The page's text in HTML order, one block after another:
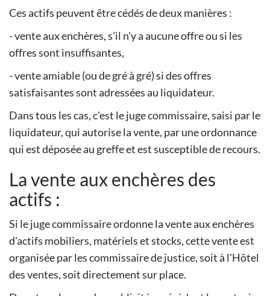
Ces actifs peuvent être cédés de deux manières :
- vente aux enchères, s'il n'y a aucune offre ou si les
offres sont insuffisantes,
- vente amiable (ou de gré à gré) si des offres
satisfaisantes sont adressées au liquidateur.
Dans tous les cas, c'est le juge commissaire, saisi par le
liquidateur, qui autorise la vente, par une ordonnance
qui est déposée au greffe et est susceptible de recours.
La vente aux enchères des
actifs :
Si le juge commissaire ordonne la vente aux enchères
d'actifs mobiliers, matériels et stocks, cette vente est
organisée par les commissaire de justice, soit à l'Hôtel
des ventes, soit directement sur place.